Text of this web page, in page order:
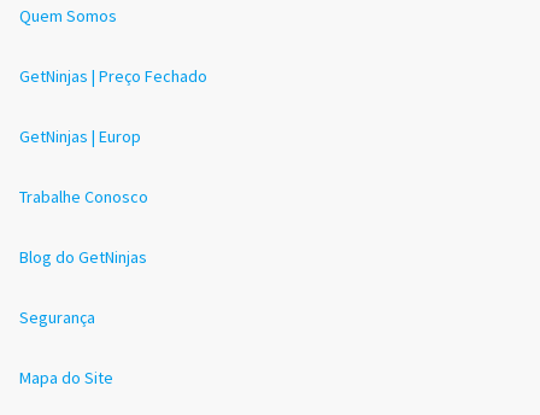
Quem Somos
GetNinjas | Preço Fechado
GetNinjas | Europ
Trabalhe Conosco
Blog do GetNinjas
Segurança
Mapa do Site